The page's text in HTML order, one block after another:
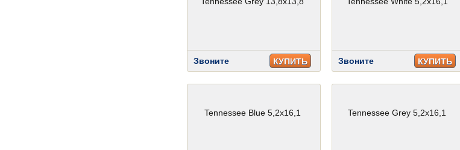
Звоните КУПИТЬ Звоните КУПИТЬ
Tennessee Blue 5,2x16,1 Tennessee Grey 5,2x16,1